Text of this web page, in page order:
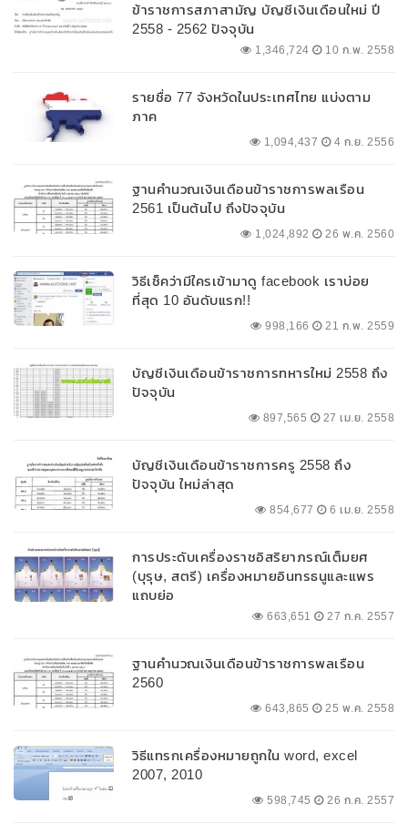
ข้าราชการสภาสามัญ บัญชีเงินเดือนใหม่ ปี
2558 - 2562 ปัจจุบัน
1,346,724 10 ก.พ. 2558
รายชื่อ 77 จังหวัดในประเทศไทย แบ่งตาม
ภาค
1,094,437 4 ก.ย. 2556
ฐานคำนวณเงินเดือนข้าราชการพลเรือน
2561 เป็นต้นไป ถึงปัจจุบัน
1,024,892 26 พ.ค. 2560
วิธีเช็คว่ามีใครเข้ามาดู facebook เราบ่อย
ที่สุด 10 อันดับแรก!!
998,166 21 ก.พ. 2559
บัญชีเงินเดือนข้าราชการทหารใหม่ 2558 ถึง
ปัจจุบัน
897,565 27 เม.ย. 2558
บัญชีเงินเดือนข้าราชการครู 2558 ถึง
ปัจจุบัน ใหม่ล่าสุด
854,677 6 เม.ย. 2558
การประดับเครื่องราชอิสริยาภรณ์เต็มยศ
(บุรุษ, สตรี) เครื่องหมายอินทรธนูและแพร
แถบย่อ
663,651 27 ก.ค. 2557
ฐานคำนวณเงินเดือนข้าราชการพลเรือน
2560
643,865 25 พ.ค. 2558
วิธีแทรกเครื่องหมายถูกใน word, excel
2007, 2010
598,745 26 ก.ค. 2557